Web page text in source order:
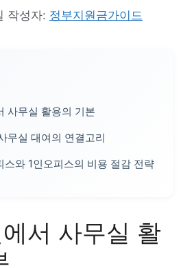
작성자: 정부지원금가이드
사무실 활용의 기본
무실 대여의 연결고리
스와 1인오피스의 비용 절감 전략
서 사무실 활